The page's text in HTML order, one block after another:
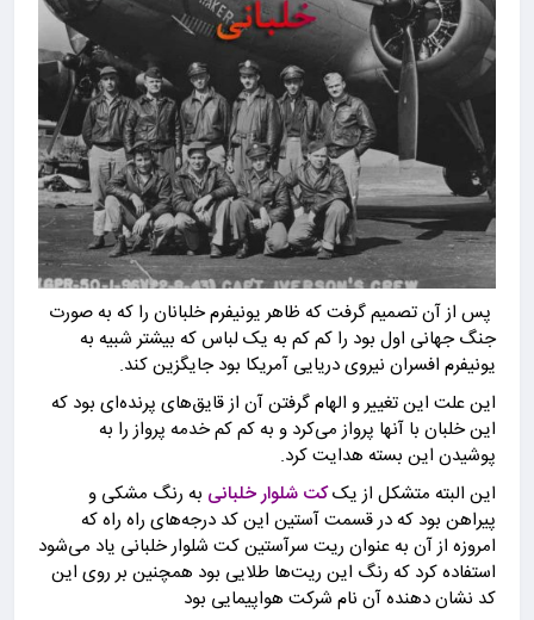
‎ پس از آن تصمیم گرفت که ظاهر یونیفرم خلبانان را که به صورت
جنگ جهانی اول بود را کم کم به یک لباس که بیشتر شبیه به
یونیفرم افسران نیروی دریایی آمریکا بود جایگزین کند.
این علت این تغییر و الهام گرفتن آن از قایق‌های پرنده‌ای بود که
این خلبان با آنها پرواز می‌کرد و به کم کم خدمه پرواز را به
پوشیدن این بسته هدایت کرد.
کت شلوار خلبانی به رنگ مشکی و
پیراهن بود که در قسمت آستین این کد درجه‌های راه راه که
امروزه از آن به عنوان ریت سرآستین کت شلوار خلبانی یاد می‌شود
استفاده کرد که رنگ این ریت‌ها طلایی بود همچنین بر روی این
کد نشان دهنده آن نام شرکت هواپیمایی بود